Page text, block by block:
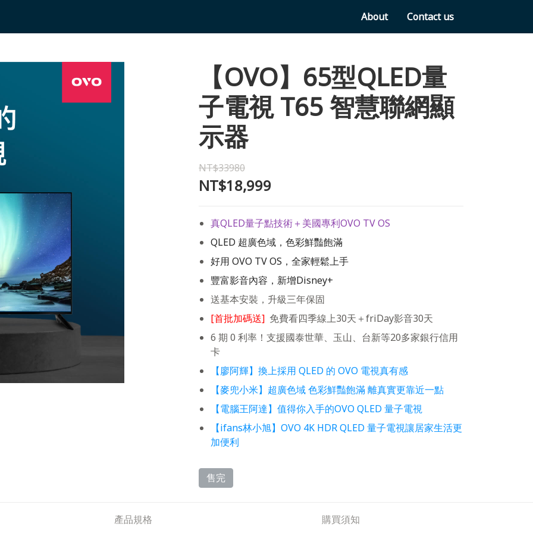
About Contact us
【OVO】65型QLED量
子電視 T65 智慧聯網顯
示器
NT$33980
NT$18,999
真QLED量子點技術＋美國專利OVO TV OS
QLED 超廣色域，色彩鮮豔飽滿
好用 OVO TV OS，全家輕鬆上手
豐富影音內容，新增Disney+
送基本安裝，升級三年保固
[首批加碼送] 免費看四季線上30天＋friDay影音30天
6 期 0 利率！支援國泰世華、玉山、台新等20多家銀行信用
卡
【廖阿輝】換上採用 QLED 的 OVO 電視真有感
【麥兜小米】 超廣色域 色彩鮮豔飽滿 離真實更靠近一點
【電腦王阿達】 值得你入手的OVO QLED 量子電視
【ifans林小旭】 OVO 4K HDR QLED 量子電視讓居家生活更
加便利
售完
產品規格 購買須知